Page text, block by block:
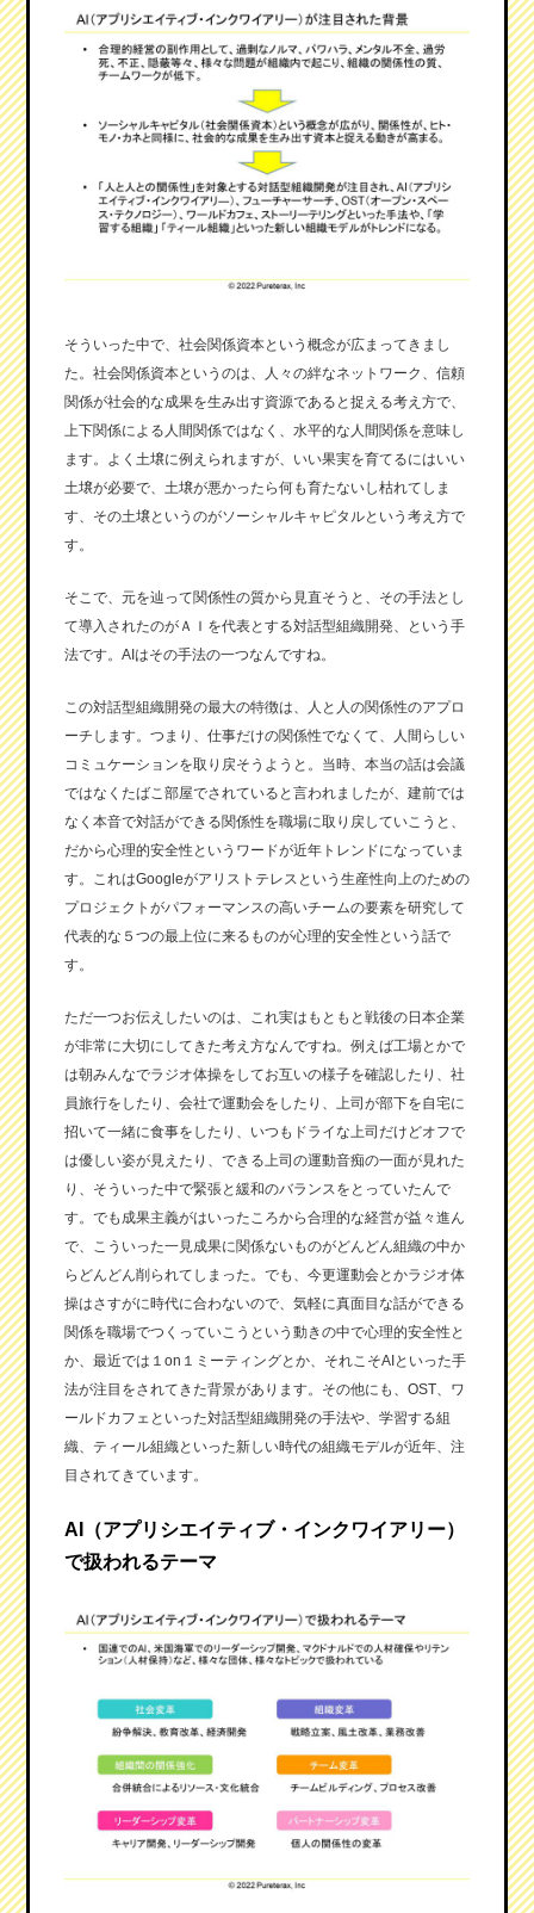
そういった中で、社会関係資本という概念が広まってきまし
た。社会関係資本というのは、人々の絆なネットワーク、信頼
関係が社会的な成果を生み出す資源であると捉える考え方で、
上下関係による人間関係ではなく、水平的な人間関係を意味し
ます。よく土壌に例えられますが、いい果実を育てるにはいい
土壌が必要で、土壌が悪かったら何も育たないし枯れてしま
す、その土壌というのがソーシャルキャピタルという考え方で
す。
そこで、元を辿って関係性の質から見直そうと、その手法とし
て導入されたのがＡＩを代表とする対話型組織開発、という手
法です。AIはその手法の一つなんですね。
この対話型組織開発の最大の特徴は、人と人の関係性のアプロ
ーチします。つまり、仕事だけの関係性でなくて、人間らしい
コミュケーションを取り戻そうようと。当時、本当の話は会議
ではなくたばこ部屋でされていると言われましたが、建前では
なく本音で対話ができる関係性を職場に取り戻していこうと、
だから心理的安全性というワードが近年トレンドになっていま
す。これはGoogleがアリストテレスという生産性向上のための
プロジェクトがパフォーマンスの高いチームの要素を研究して
代表的な５つの最上位に来るものが心理的安全性という話で
す。
ただ一つお伝えしたいのは、これ実はもともと戦後の日本企業
が非常に大切にしてきた考え方なんですね。例えば工場とかで
は朝みんなでラジオ体操をしてお互いの様子を確認したり、社
員旅行をしたり、会社で運動会をしたり、上司が部下を自宅に
招いて一緒に食事をしたり、いつもドライな上司だけどオフで
は優しい姿が見えたり、できる上司の運動音痴の一面が見れた
り、そういった中で緊張と緩和のバランスをとっていたんで
す。でも成果主義がはいったころから合理的な経営が益々進ん
で、こういった一見成果に関係ないものがどんどん組織の中か
らどんどん削られてしまった。でも、今更運動会とかラジオ体
操はさすがに時代に合わないので、気軽に真面目な話ができる
関係を職場でつくっていこうという動きの中で心理的安全性と
か、最近では１on１ミーティングとか、それこそAIといった手
法が注目をされてきた背景があります。その他にも、OST、ワ
ールドカフェといった対話型組織開発の手法や、学習する組
織、ティール組織といった新しい時代の組織モデルが近年、注
目されてきています。
AI（アプリシエイティブ・インクワイアリー）
で扱われるテーマ